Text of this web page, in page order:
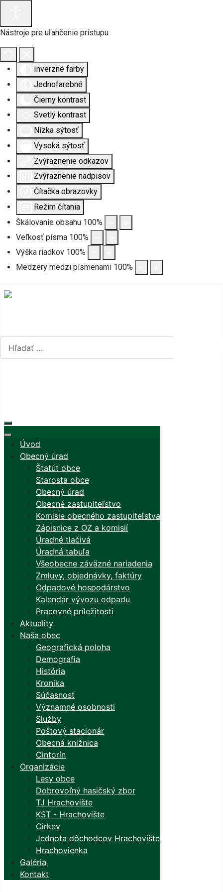
Nástroje pre uľahčenie prístupu
Inverzné farby
Jednofarebné
Čierny kontrast
Svetlý kontrast
Nízka sýtosť
Vysoká sýtosť
Zvýraznenie odkazov
Zvýraznenie nadpisov
Čítačka obrazovky
Režim čítania
Škálovanie obsahu 100%
Veľkosť písma 100%
Výška riadkov 100%
Medzery medzi písmenami 100%
Úvod
Obecný úrad
Štatút obce
Starosta obce
Obecný úrad
Obecné zastupiteľstvo
Komisie obecného zastupiteľstva
Zápisnice z OZ a komisií
Úradné tlačivá
Úradná tabuľa
Všeobecne záväzné nariadenia
Zmluvy, objednávky, faktúry
Odpadové hospodárstvo
Kalendár vývozu odpadu
Pracovné príležitosti
Aktuality
Naša obec
Geografická poloha
Demografia
História
Kronika
Súčasnosť
Významné osobnosti
Služby
Poštový stacionár
Obecná knižnica
Cintorín
Organizácie
Lesy obce
Dobrovoľný hasičský zbor
TJ Hrachovište
KST - Hrachovište
Cirkev
Jednota dôchodcov Hrachovište
Hrachovienka
Galéria
Kontakt